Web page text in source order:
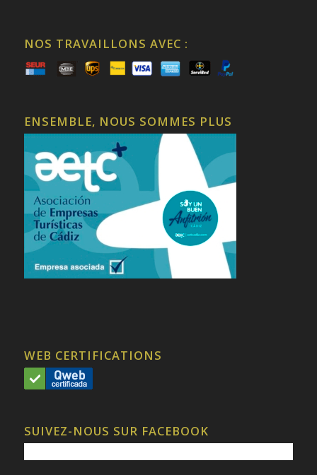
NOS TRAVAILLONS AVEC :
ENSEMBLE, NOUS SOMMES PLUS
WEB CERTIFICATIONS
SUIVEZ-NOUS SUR FACEBOOK